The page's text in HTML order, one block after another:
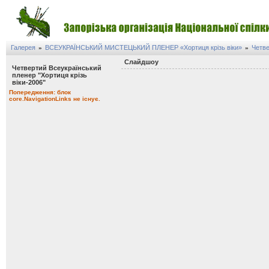
Галерея » ВСЕУКРАЇНСЬКИЙ МИСТЕЦЬКИЙ ПЛЕНЕР «Хортиця крізь віки» »
Четвертий Всеукраїнський
пленер "Хортиця крізь
віки-2006"
Попередження: блок
core.NavigationLinks не існує.
Слайдшоу